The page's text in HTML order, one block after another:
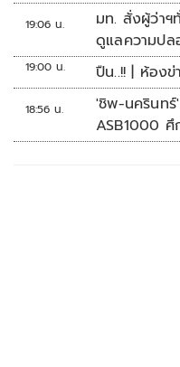
19:06 น.
มท. สั่งผู้ว่าฯ
ดูแลความปล
19:00 น. ปืน..!! | ห้อง
18:56 น.
'ชิพ-นครินทร์'
ASB1000